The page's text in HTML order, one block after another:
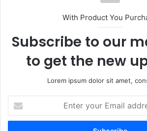
With Product You
Subscribe to our
to get the new
Lorem ipsum dolor sit amet,
your
Email